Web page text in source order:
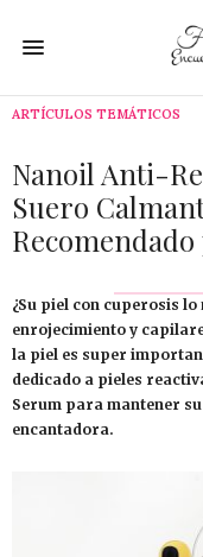
ARTÍCULOS TEMÁTICOS
Nanoil Anti-
Suero
¿Su piel con cuperosis
enrojecimiento y
la piel es super
dedicado a pieles
Serum para mantener
encantadora.